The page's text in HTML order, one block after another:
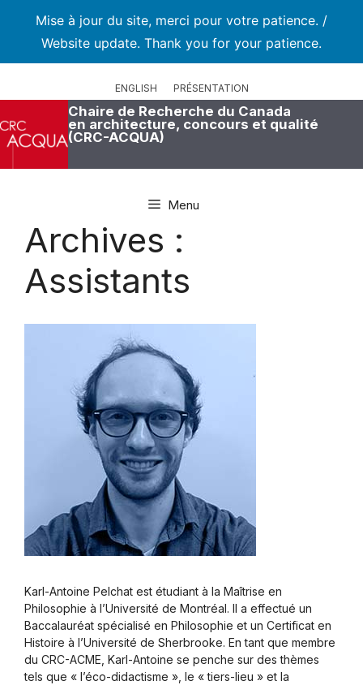
Mise à jour du site, merci pour votre patience. /
Website update. Thank you for your patience.
ENGLISH PRÉSENTATION
Chaire de Recherche du Canada
en architecture, concours et qualité
(CRC-ACQUA)
Menu
Archives :
Assistants
Karl-Antoine Pelchat est étudiant à la Maîtrise en
Philosophie à l’Université de Montréal. Il a effectué un
Baccalauréat spécialisé en Philosophie et un Certificat en
Histoire à l’Université de Sherbrooke. En tant que membre
du CRC-ACME, Karl-Antoine se penche sur des thèmes
tels que « l’éco-didactisme », le « tiers-lieu » et la